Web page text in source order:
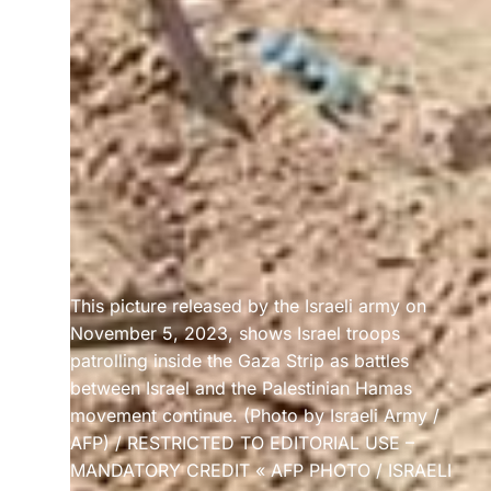
This picture released by the Israeli army on
November 5, 2023, shows Israel troops
patrolling inside the Gaza Strip as battles
between Israel and the Palestinian Hamas
movement continue. (Photo by Israeli Army /
AFP) / RESTRICTED TO EDITORIAL USE –
MANDATORY CREDIT « AFP PHOTO / ISRAELI